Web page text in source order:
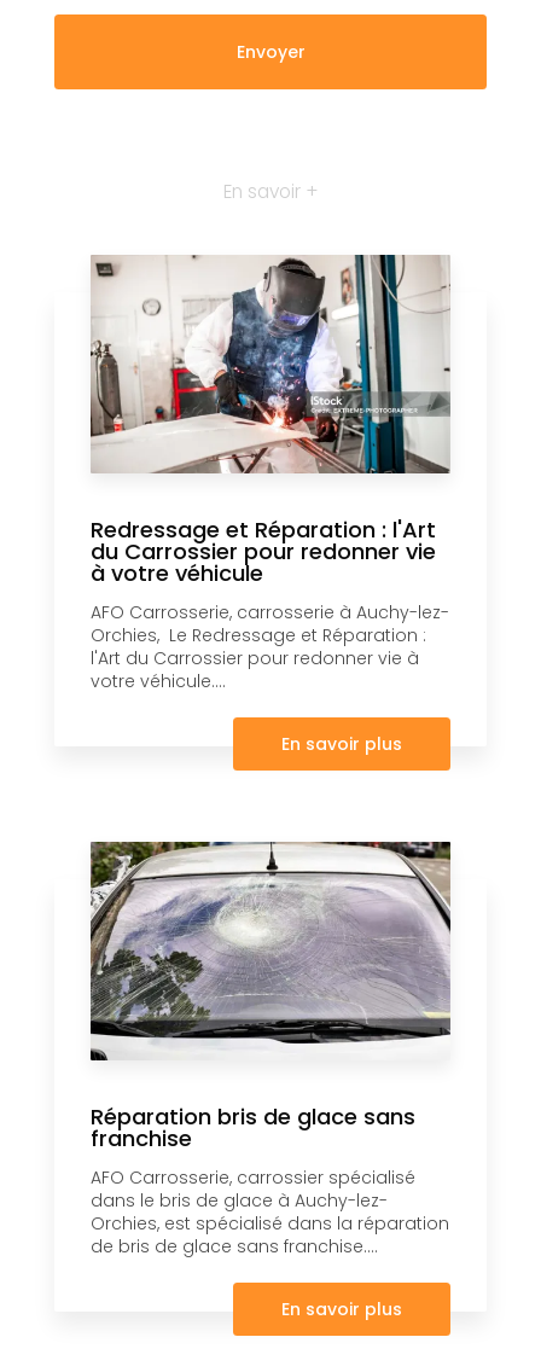
En savoir +
Redressage et Réparation : l'Art
du Carrossier pour redonner vie
à votre véhicule
AFO Carrosserie, carrosserie à Auchy-lez-
Orchies, Le Redressage et Réparation :
l'Art du Carrossier pour redonner vie à
votre véhicule....
En savoir plus
Réparation bris de glace sans
franchise
AFO Carrosserie, carrossier spécialisé
dans le bris de glace à Auchy-lez-
Orchies, est spécialisé dans la réparation
de bris de glace sans franchise....
En savoir plus